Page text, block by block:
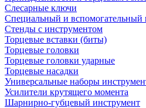
Слесарные ключи
Специальный и вспомогательный
Стенды с инструментом
Торцевые вставки (биты)
Торцевые головки
Торцевые головки ударные
Торцевые насадки
Универсальные наборы
Усилители крутящего момента
Шарнирно-губцевый инструмент